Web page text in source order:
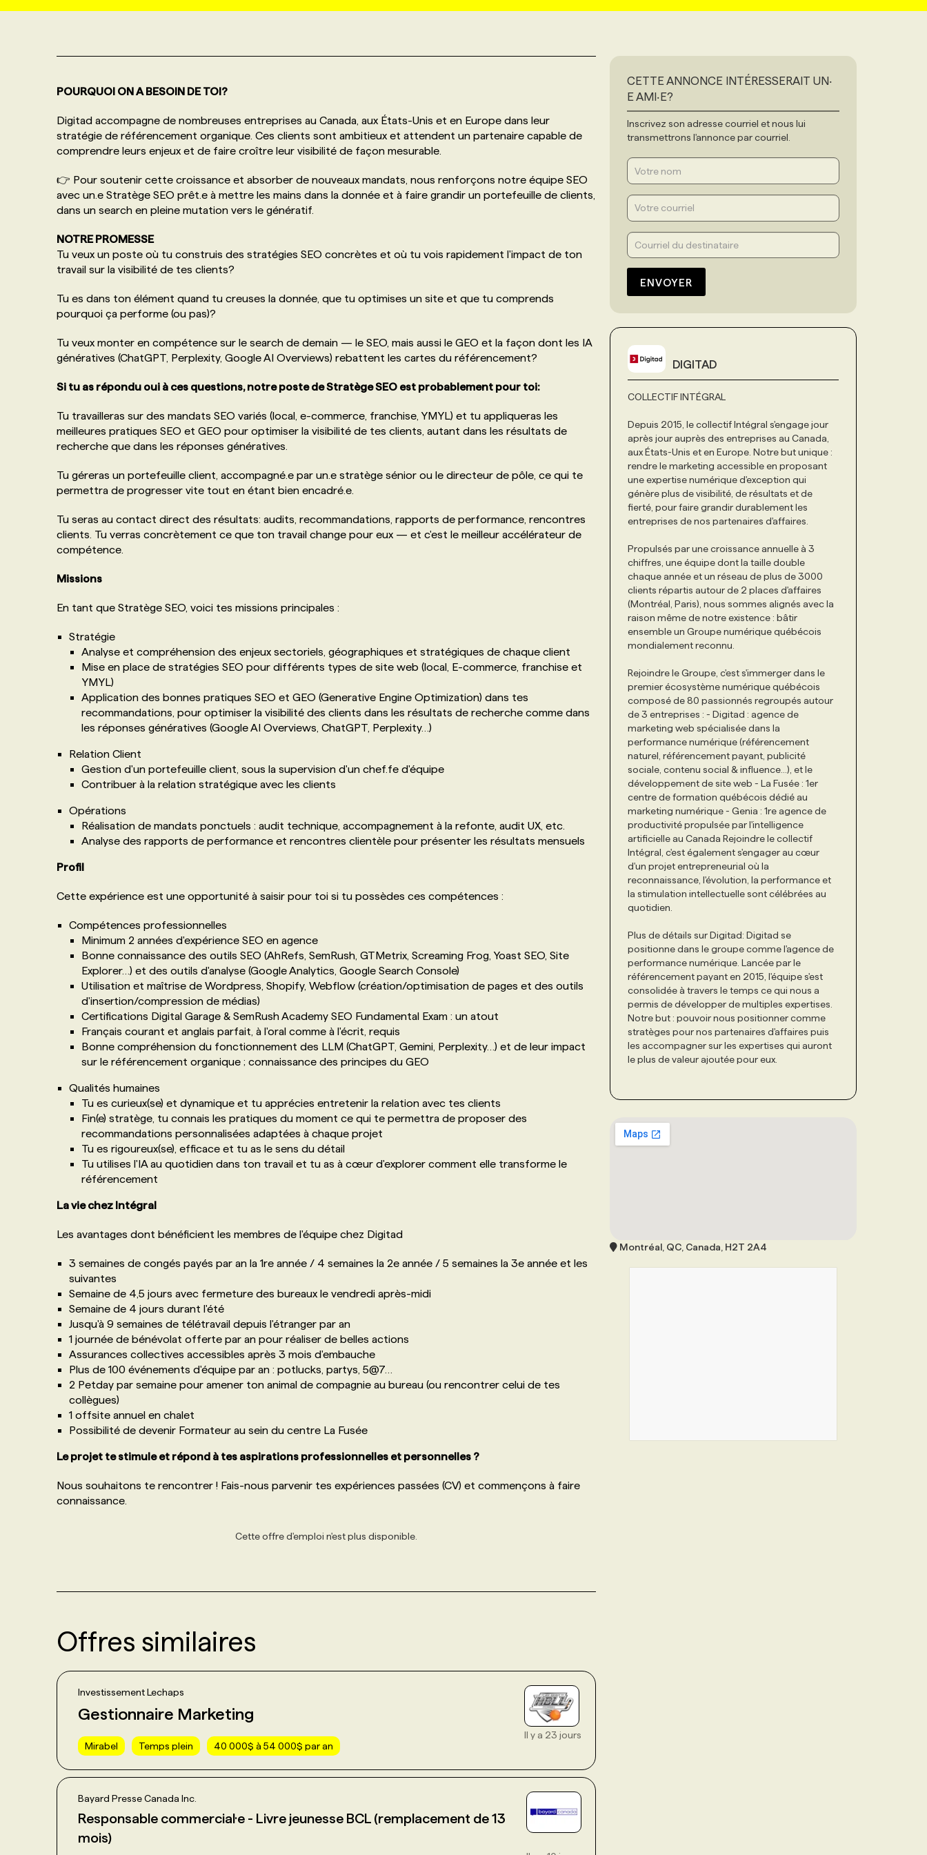
PROGRAMMES DE SUBVENTIONS
ANNONCEZ AVEC NOUS
POURQUOI ON A BESOIN DE TOI?
Digitad accompagne de nombreuses entreprises au Canada, aux États-Unis et en Europe dans leur
stratégie de référencement organique. Ces clients sont ambitieux et attendent un partenaire capable de
comprendre leurs enjeux et de faire croître leur visibilité de façon mesurable.
👉 Pour soutenir cette croissance et absorber de nouveaux mandats, nous renforçons notre équipe SEO
avec un.e Stratège SEO prêt.e à mettre les mains dans la donnée et à faire grandir un portefeuille de clients,
dans un search en pleine mutation vers le génératif.
NOTRE PROMESSE
Tu veux un poste où tu construis des stratégies SEO concrètes et où tu vois rapidement l'impact de ton
travail sur la visibilité de tes clients?
Tu es dans ton élément quand tu creuses la donnée, que tu optimises un site et que tu comprends
pourquoi ça performe (ou pas)?
Tu veux monter en compétence sur le search de demain — le SEO, mais aussi le GEO et la façon dont les IA
génératives (ChatGPT, Perplexity, Google AI Overviews) rebattent les cartes du référencement?
Si tu as répondu oui à ces questions, notre poste de Stratège SEO est probablement pour toi:
Tu travailleras sur des mandats SEO variés (local, e-commerce, franchise, YMYL) et tu appliqueras les
meilleures pratiques SEO et GEO pour optimiser la visibilité de tes clients, autant dans les résultats de
recherche que dans les réponses génératives.
Tu géreras un portefeuille client, accompagné.e par un.e stratège sénior ou le directeur de pôle, ce qui te
permettra de progresser vite tout en étant bien encadré.e.
Tu seras au contact direct des résultats: audits, recommandations, rapports de performance, rencontres
clients. Tu verras concrètement ce que ton travail change pour eux — et c'est le meilleur accélérateur de
compétence.
Missions
En tant que Stratège SEO, voici tes missions principales :
Stratégie
Analyse et compréhension des enjeux sectoriels, géographiques et stratégiques de chaque client
Mise en place de stratégies SEO pour différents types de site web (local, E-commerce, franchise et
YMYL)
Application des bonnes pratiques SEO et GEO (Generative Engine Optimization) dans tes
recommandations, pour optimiser la visibilité des clients dans les résultats de recherche comme dans
les réponses génératives (Google AI Overviews, ChatGPT, Perplexity…)
Relation Client
Gestion d'un portefeuille client, sous la supervision d'un chef.fe d'équipe
Contribuer à la relation stratégique avec les clients
Opérations
Réalisation de mandats ponctuels : audit technique, accompagnement à la refonte, audit UX, etc.
Analyse des rapports de performance et rencontres clientèle pour présenter les résultats mensuels
Profil
Cette expérience est une opportunité à saisir pour toi si tu possèdes ces compétences :
Compétences professionnelles
Minimum 2 années d'expérience SEO en agence
Bonne connaissance des outils SEO (AhRefs, SemRush, GTMetrix, Screaming Frog, Yoast SEO, Site
Explorer…) et des outils d'analyse (Google Analytics, Google Search Console)
Utilisation et maîtrise de Wordpress, Shopify, Webflow (création/optimisation de pages et des outils
d'insertion/compression de médias)
Certifications Digital Garage & SemRush Academy SEO Fundamental Exam : un atout
Français courant et anglais parfait, à l'oral comme à l'écrit, requis
Bonne compréhension du fonctionnement des LLM (ChatGPT, Gemini, Perplexity…) et de leur impact
sur le référencement organique ; connaissance des principes du GEO
Qualités humaines
Tu es curieux(se) et dynamique et tu apprécies entretenir la relation avec tes clients
Fin(e) stratège, tu connais les pratiques du moment ce qui te permettra de proposer des
recommandations personnalisées adaptées à chaque projet
Tu es rigoureux(se), efficace et tu as le sens du détail
Tu utilises l'IA au quotidien dans ton travail et tu as à cœur d'explorer comment elle transforme le
référencement
La vie chez Intégral
Les avantages dont bénéficient les membres de l'équipe chez Digitad
3 semaines de congés payés par an la 1re année / 4 semaines la 2e année / 5 semaines la 3e année et les
suivantes
Semaine de 4,5 jours avec fermeture des bureaux le vendredi après-midi
Semaine de 4 jours durant l'été
Jusqu'à 9 semaines de télétravail depuis l'étranger par an
1 journée de bénévolat offerte par an pour réaliser de belles actions
Assurances collectives accessibles après 3 mois d'embauche
Plus de 100 événements d'équipe par an : potlucks, partys, 5@7…
2 Petday par semaine pour amener ton animal de compagnie au bureau (ou rencontrer celui de tes
collègues)
1 offsite annuel en chalet
Possibilité de devenir Formateur au sein du centre La Fusée
Le projet te stimule et répond à tes aspirations professionnelles et personnelles ?
Nous souhaitons te rencontrer ! Fais-nous parvenir tes expériences passées (CV) et commençons à faire
connaissance.
Cette offre d'emploi n'est plus disponible.
Offres similaires
Investissement Lechaps
Gestionnaire Marketing
Mirabel Temps plein 40 000$ à 54 000$ par an
Il y a 23 jours
Bayard Presse Canada Inc.
Responsable commercial·e - Livre jeunesse BCL (remplacement de 13
mois)
CETTE ANNONCE INTÉRESSERAIT UN‧
E AMI‧E?
Inscrivez son adresse courriel et nous lui
transmettrons l'annonce par courriel.
ENVOYER
DIGITAD
COLLECTIF INTÉGRAL
Depuis 2015, le collectif Intégral s'engage jour
après jour auprès des entreprises au Canada,
aux États-Unis et en Europe. Notre but unique :
rendre le marketing accessible en proposant
une expertise numérique d'exception qui
génère plus de visibilité, de résultats et de
fierté, pour faire grandir durablement les
entreprises de nos partenaires d'affaires.
Propulsés par une croissance annuelle à 3
chiffres, une équipe dont la taille double
chaque année et un réseau de plus de 3000
clients répartis autour de 2 places d'affaires
(Montréal, Paris), nous sommes alignés avec la
raison même de notre existence : bâtir
ensemble un Groupe numérique québécois
mondialement reconnu.
Rejoindre le Groupe, c'est s'immerger dans le
premier écosystème numérique québécois
composé de 80 passionnés regroupés autour
de 3 entreprises : - Digitad : agence de
marketing web spécialisée dans la
performance numérique (référencement
naturel, référencement payant, publicité
sociale, contenu social & influence…), et le
développement de site web - La Fusée : 1er
centre de formation québécois dédié au
marketing numérique - Genia : 1re agence de
productivité propulsée par l'intelligence
artificielle au Canada Rejoindre le collectif
Intégral, c'est également s'engager au cœur
d'un projet entrepreneurial où la
reconnaissance, l'évolution, la performance et
la stimulation intellectuelle sont célébrées au
quotidien.
Plus de détails sur Digitad: Digitad se
positionne dans le groupe comme l'agence de
performance numérique. Lancée par le
référencement payant en 2015, l'équipe s'est
consolidée à travers le temps ce qui nous a
permis de développer de multiples expertises.
Notre but : pouvoir nous positionner comme
stratèges pour nos partenaires d'affaires puis
les accompagner sur les expertises qui auront
le plus de valeur ajoutée pour eux.
Montréal, QC, Canada, H2T 2A4